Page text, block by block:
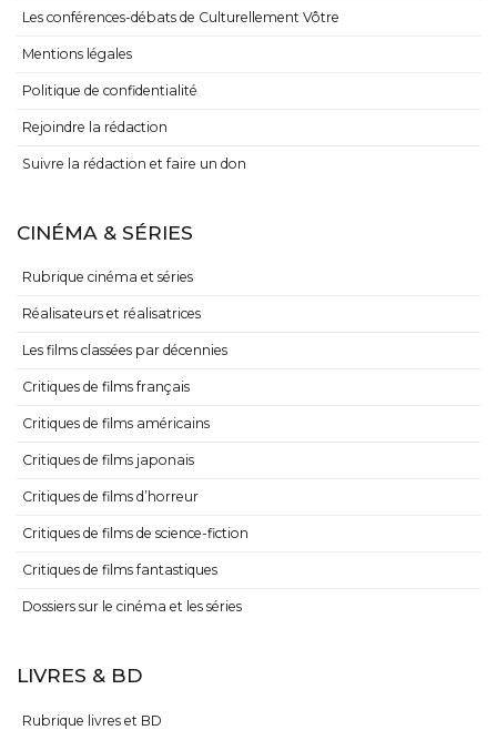
Les conférences-débats de Culturellement Vôtre
Mentions légales
Politique de confidentialité
Rejoindre la rédaction
Suivre la rédaction et faire un don
CINÉMA & SÉRIES
Rubrique cinéma et séries
Réalisateurs et réalisatrices
Les films classées par décennies
Critiques de films français
Critiques de films américains
Critiques de films japonais
Critiques de films d’horreur
Critiques de films de science-fiction
Critiques de films fantastiques
Dossiers sur le cinéma et les séries
LIVRES & BD
Rubrique livres et BD